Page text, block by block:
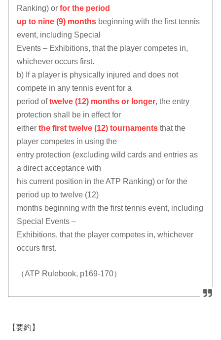
Ranking) orfor the period
up to nine (9) months beginning with the first tennis
event, including Special
Events – Exhibitions, that the player competes in,
whichever occurs first.
b) If a player is physically injured and does not
compete in any tennis event for a
period oftwelve (12) months or longer, the entry
protection shall be in effect for
eitherthe first twelve (12) tournaments that the
player competes in using the
entry protection (excluding wild cards and entries as
a direct acceptance with
his current position in the ATP Ranking) or for the
period up to twelve (12)
months beginning with the first tennis event, including
Special Events –
Exhibitions, that the player competes in, whichever
occurs first.
（ATP Rulebook, p169-170）
【要約】